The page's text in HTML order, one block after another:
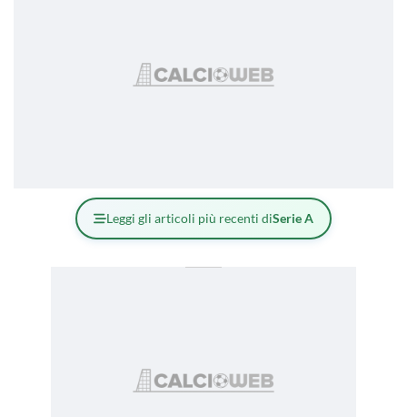
Leggi gli articoli più recenti diSerie A